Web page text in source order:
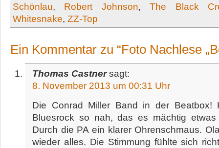
Schönlau, Robert Johnson,The Black
Whitesnake, ZZ-Top
Ein Kommentar zu “Foto Nachlese
Thomas Castner sagt:
8. November 2013 um 00:31 Uhr
Die Conrad Miller Band in der Beatbox!
Bluesrock so nah, das es mächtig
Durch die PA ein klarer Ohrenschmaus.
wieder alles. Die Stimmung fühlte sich